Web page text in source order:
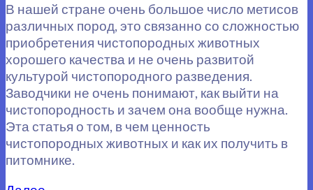
В нашей стране очень большое число метисов
различных пород, это связанно со сложностью
приобретения чистопородных животных
хорошего качества и не очень развитой
культурой чистопородного разведения.
Заводчики не очень понимают, как выйти на
чистопородность и зачем она вообще нужна.
Эта статья о том, в чем ценность
чистопородных животных и как их получить в
питомнике.